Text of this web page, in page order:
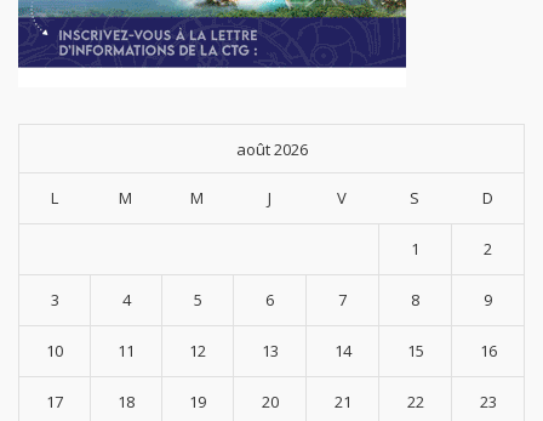
août 2026
L M M J V S D
1 2
3 4 5 6 7 8 9
10 11 12 13 14 15 16
17 18 19 20 21 22 23